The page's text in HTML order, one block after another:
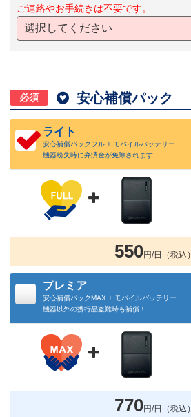
ご連絡やお手続きは不要です。
選択してください
必須  安心補償パック
ライト
安心補償パックフル + モバイルバッテリー
機器紛失時に弁済金が免除されます

550円/日（税込）
プレミア
安心補償パックMAX + モバイルバッテリー
機器以外の携行品盗難時も補償！

770円/日（税込）